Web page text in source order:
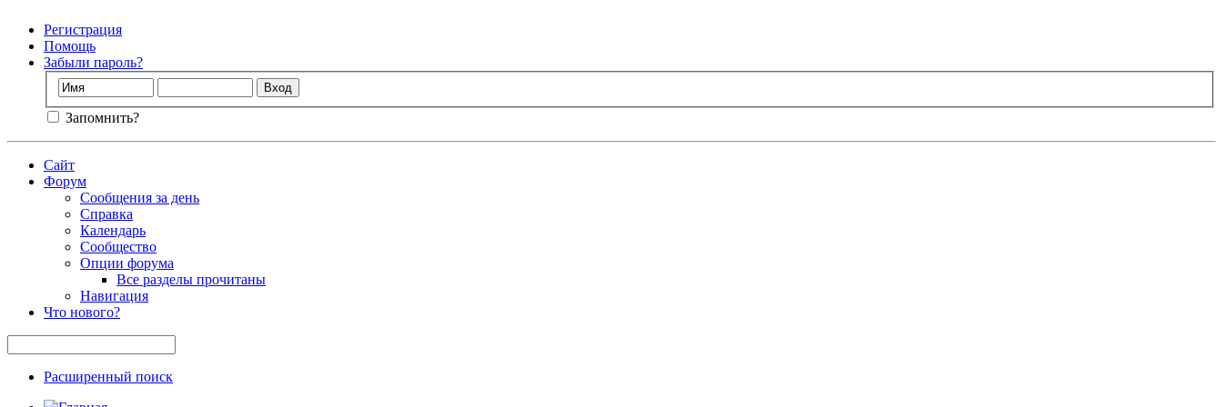
Регистрация
Помощь
Забыли пароль?
Запомнить?
Сайт
Форум
Сообщения за день
Справка
Календарь
Сообщество
Опции форума
Все разделы прочитаны
Навигация
Что нового?
Расширенный поиск